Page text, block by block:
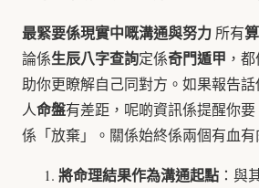
最緊要係現實中嘅溝通與努力 所有
論係生辰八字查詢定係奇門遁甲 ，
助你更瞭解自己同對方。如果報告話
人命盤有差距，呢啲資訊係提醒你
係「放棄」。關係始終係兩個有血有
將命理結果作為溝通起點 ：與